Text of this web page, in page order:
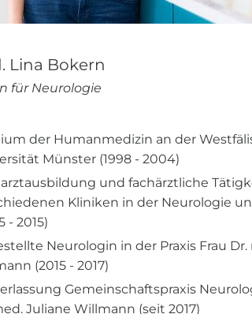
Lina Bokern
für Neurologie
der Humanmedizin an der
Münster (1998 - 2004)
und fachärztliche
Kliniken in der Neurologie
- 2015)
Neurologin in der Praxis Frau Dr.
(2015 - 2017)
Gemeinschaftspraxis
Juliane Willmann (seit 2017)